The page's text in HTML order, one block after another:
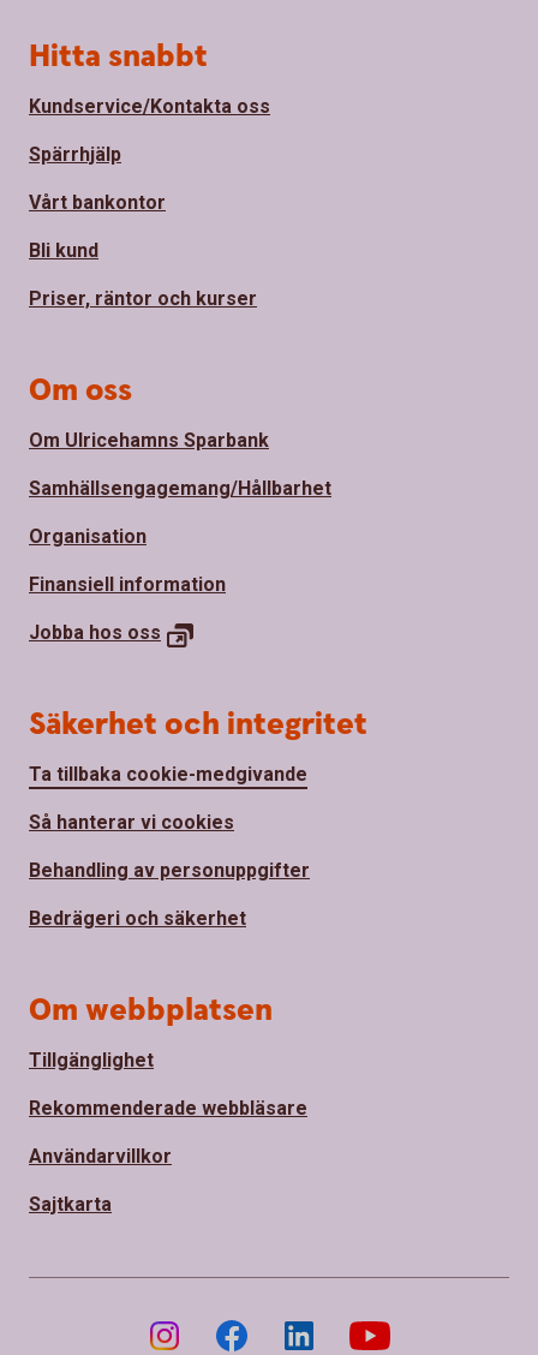
Sidfot
Hitta snabbt
Kundservice/Kontakta oss
Spärrhjälp
Vårt bankontor
Bli kund
Priser, räntor och kurser
Om oss
Om Ulricehamns Sparbank
Samhällsengagemang/Hållbarhet
Organisation
Finansiell information
Jobba hos oss
Säkerhet och integritet
Ta tillbaka cookie-medgivande
Så hanterar vi cookies
Behandling av personuppgifter
Bedrägeri och säkerhet
Om webbplatsen
Tillgänglighet
Rekommenderade webbläsare
Användarvillkor
Sajtkarta